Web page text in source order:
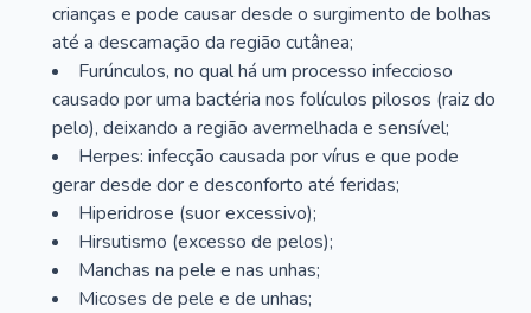
crianças e pode causar desde o surgimento de bolhas
até a descamação da região cutânea;
Furúnculos, no qual há um processo infeccioso
causado por uma bactéria nos folículos pilosos (raiz do
pelo), deixando a região avermelhada e sensível;
Herpes: infecção causada por vírus e que pode
gerar desde dor e desconforto até feridas;
Hiperidrose (suor excessivo);
Hirsutismo (excesso de pelos);
Manchas na pele e nas unhas;
Micoses de pele e de unhas;